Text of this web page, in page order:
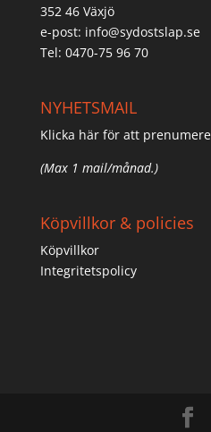
352 46 Växjö
e-post: info@sydostslap.se
Tel: 0470-75 96 70
NYHETSMAIL
Klicka här för att
(Max 1 mail/månad.)
Köpvillkor & policies
Köpvillkor
Integritetspolicy